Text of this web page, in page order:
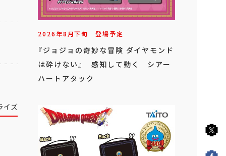
イズ
2026年8月下旬 登場予定
『ジョジョの奇妙な冒険 ダイヤモンド
は砕けない』 感知して動く シアー
ハートアタック